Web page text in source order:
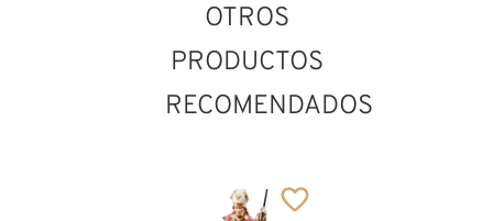
OTROS
PRODUCTOS
RECOMENDADOS